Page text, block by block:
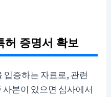
허 증명서 확보
증하는 자료로, 관련
사본이 있으면 심사에서